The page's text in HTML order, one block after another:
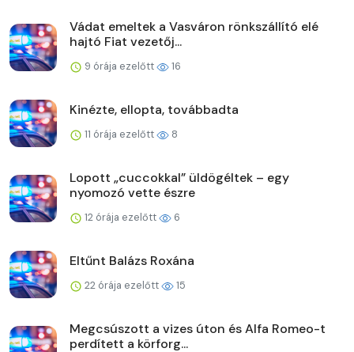
Vádat emeltek a Vasváron rönkszállító elé
hajtó Fiat vezetőj...
9 órája ezelőtt 16
Kinézte, ellopta, továbbadta
11 órája ezelőtt 8
Lopott „cuccokkal” üldögéltek – egy
nyomozó vette észre
12 órája ezelőtt 6
Eltűnt Balázs Roxána
22 órája ezelőtt 15
Megcsúszott a vizes úton és Alfa Romeo-t
perdített a körforg...